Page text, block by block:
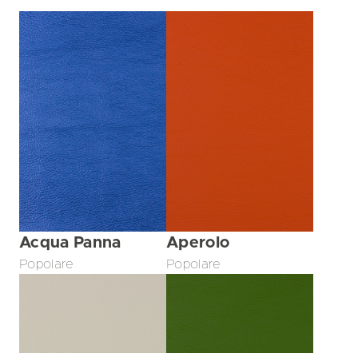
Acqua Panna
Popolare
Aperolo
Popolare